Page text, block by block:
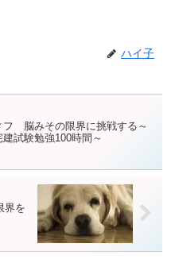
ハイ子
フ 脳みその限界に挑戦する～
試験勉強100時間～
界を